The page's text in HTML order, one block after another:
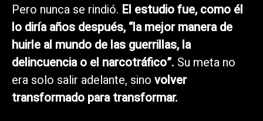
Pero nunca se rindió. El estudio fue, como él
lo diría años después, “la mejor manera de
huirle al mundo de las guerrillas, la
delincuencia o el narcotráfico”. Su meta no
era solo salir adelante, sino volver
transformado para transformar.